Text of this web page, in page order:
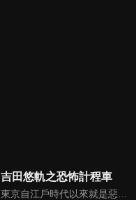
吉田悠軌之恐怖計程車
東京自江戶時代以來就是惡怨之地，時至今日，這裡依然不斷誕生新的鬼故事，節目中將搭乘由靈媒司機阿真先生駕駛的「恐怖計程車」以及在怪談社團「玉米會」會長-吉田悠軌的帶領下，踏上遊歷東京各地怪異事件發生地的旅程！一路上，會分享與鬼故事和個人經驗相關的內容。